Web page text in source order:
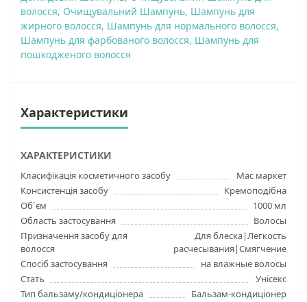
волосся, Очищувальний Шампунь, Шампунь для
жирного волосся, Шампунь для нормального волосся,
Шампунь для фарбованого волосся, Шампунь для
пошкодженого волосся
Характеристики
ХАРАКТЕРИСТИКИ
Класифікація косметичного засобу
Мас маркет
Консистенція засобу
Кремоподібна
Об`єм
1000 мл
Область застосування
Волосы
Призначення засобу для
волосся
Для блеска|Легкость
расчесывания|Смягчение
Спосіб застосування
на влажные волосы
Стать
Унісекс
Тип бальзаму/кондиціонера
Бальзам-кондиціонер